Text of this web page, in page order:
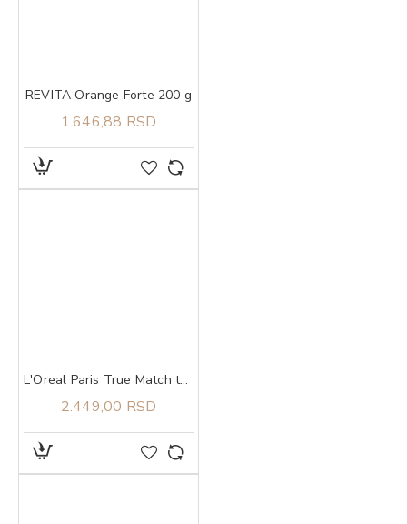
REVITA Orange Forte 200 g
1.646,88 RSD
L'Oreal Paris True Match tonirani serum 1-2
2.449,00 RSD